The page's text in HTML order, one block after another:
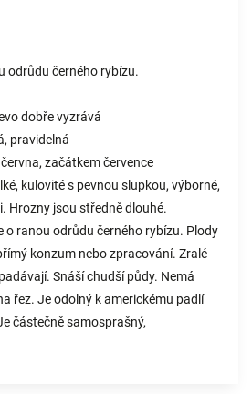
odrůdu černého rybízu.
dobře vyzrává
pravidelná
začátkem července
kulovité s pevnou slupkou, výborné,
Hrozny jsou středně dlouhé.
o ranou odrůdu černého rybízu. Plody
konzum nebo zpracování. Zralé
Snáší chudší půdy. Nemá
řez. Je odolný k americkému padlí
částečně samosprašný,